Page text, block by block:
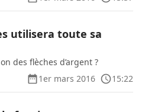
utilisera toute sa
des flèches d’argent ?
1er mars 2016
15:22